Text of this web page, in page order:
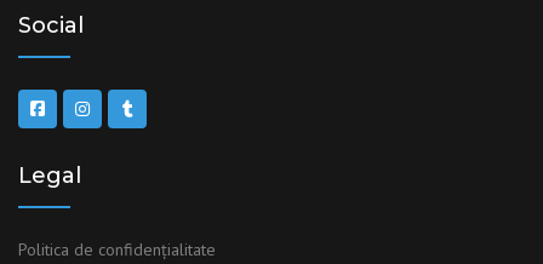
Social
Legal
Politica de confidențialitate